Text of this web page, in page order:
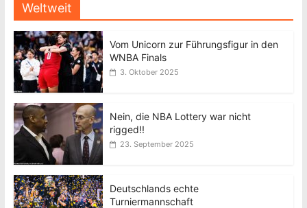
Weltweit
Vom Unicorn zur Führungsfigur in den
WNBA Finals
3. Oktober 2025
Nein, die NBA Lottery war nicht
rigged!!
23. September 2025
Deutschlands echte
Turniermannschaft